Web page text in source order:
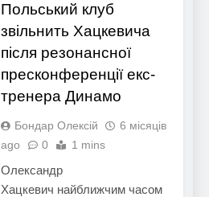
Польський клуб
звільнить Хацкевича
після резонансної
пресконференції екс-
тренера Динамо
Бондар Олексій
6 місяців
ago
0 1 mins
Олександр
Хацкевич найближчим часом